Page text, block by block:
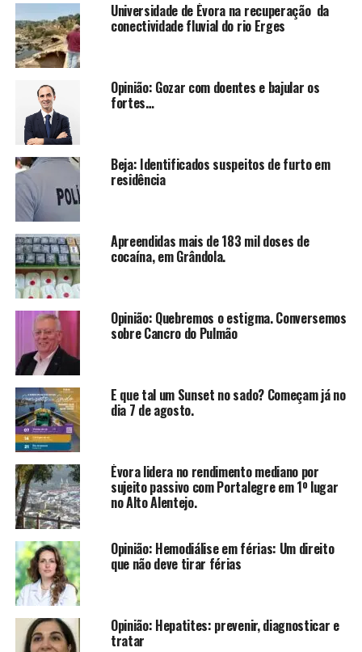
Universidade de Évora na recuperação da
conectividade fluvial do rio Erges
Opinião: Gozar com doentes e bajular os
fortes…
Beja: Identificados suspeitos de furto em
residência
Apreendidas mais de 183 mil doses de
cocaína, em Grândola.
Opinião: Quebremos o estigma. Conversemos
sobre Cancro do Pulmão
E que tal um Sunset no sado? Começam já no
dia 7 de agosto.
Évora lidera no rendimento mediano por
sujeito passivo com Portalegre em 1º lugar
no Alto Alentejo.
Opinião: Hemodiálise em férias: Um direito
que não deve tirar férias
Opinião: Hepatites: prevenir, diagnosticar e
tratar